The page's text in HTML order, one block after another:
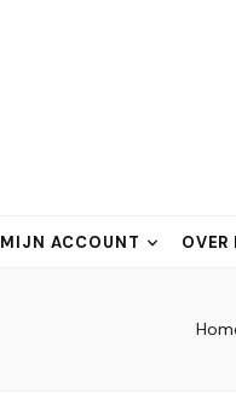
MIJN ACCOUNT OVER